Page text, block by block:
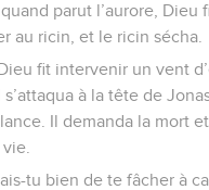
parut l’aurore, Dieu
au ricin, et le ricin sécha.
fit intervenir un vent
à la tête de
Il demanda la mort
tu bien de te fâcher à